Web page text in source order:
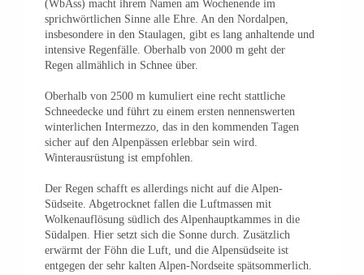
(WbAss) macht ihrem Namen am Wochenende im
sprichwörtlichen Sinne alle Ehre. An den Nordalpen,
insbesondere in den Staulagen, gibt es lang anhaltende und
intensive Regenfälle. Oberhalb von 2000 m geht der
Regen allmählich in Schnee über.
Oberhalb von 2500 m kumuliert eine recht stattliche
Schneedecke und führt zu einem ersten nennenswerten
winterlichen Intermezzo, das in den kommenden Tagen
sicher auf den Alpenpässen erlebbar sein wird.
Winterausrüstung ist empfohlen.
Der Regen schafft es allerdings nicht auf die Alpen-
Südseite. Abgetrocknet fallen die Luftmassen mit
Wolkenauflösung südlich des Alpenhauptkammes in die
Südalpen. Hier setzt sich die Sonne durch. Zusätzlich
erwärmt der Föhn die Luft, und die Alpensüdseite ist
entgegen der sehr kalten Alpen-Nordseite spätsommerlich.